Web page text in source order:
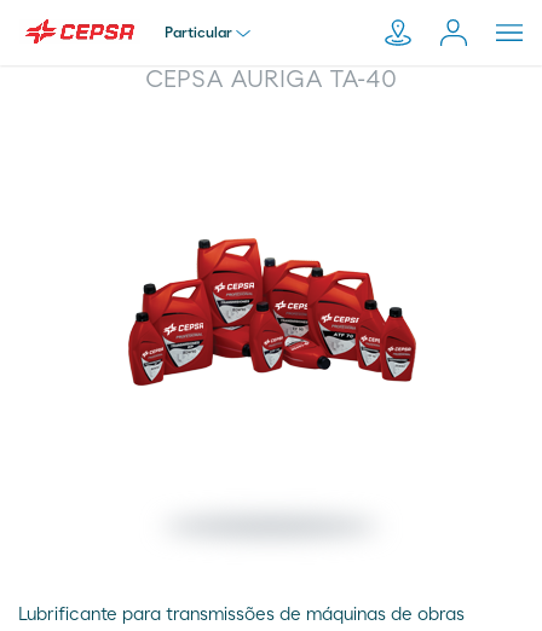
Particular
Distribuidor
Transportador
CEPSA AURIGA TA-40
Lubrificante para transmissões de máquinas de obras